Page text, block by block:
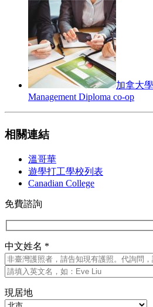
加拿大
Management Diploma co-op
相關連結
溫哥華
遊學打工學校列表
Canadian College
免費諮詢
中文姓名 *
現居地